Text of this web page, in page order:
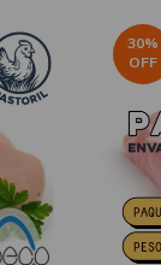
30%
OFF